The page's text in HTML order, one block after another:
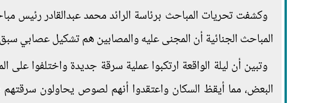
وكشفت تحريات المباحث برئاسة الرائد محمد عبدالقادر
المباحث الجنائية أن المجنى عليه والمصابين هم تشكيل عصابي
وتبين أن ليلة الواقعة ارتكبوا عملية سرقة جديدة واختلفوا على
البعض، مما أيقظ السكان واعتقدوا أنهم لصوص يحاولون سرقتهم